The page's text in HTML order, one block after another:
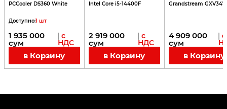
PCCooler DS360 White
Доступно:1 шт
1 935 000
сум
| с
НДС
в Корзину
Intel Core i5-14400F
2 919 000
сум
| с
НДС
в Корзину
Grandstream
4 909 000
сум
| с
в Корзину